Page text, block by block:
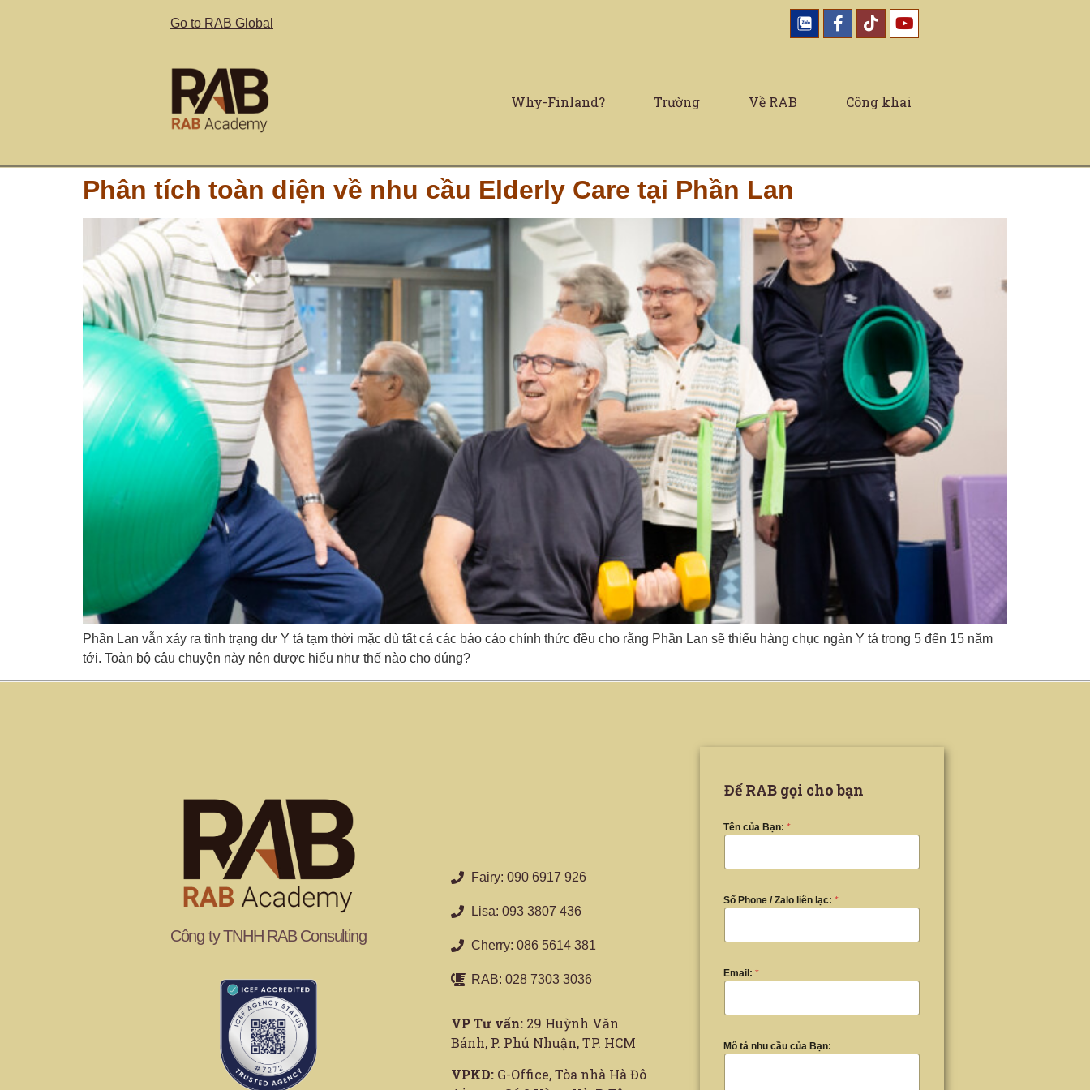
Go to RAB Global
Why-Finland? Trường Về RAB Công khai
Phân tích toàn diện về nhu cầu Elderly Care tại Phần Lan
Phần Lan vẫn xảy ra tình trạng dư Y tá tạm thời mặc dù tất cả các báo cáo chính thức đều cho rằng Phần Lan sẽ thiếu hàng chục ngàn Y tá trong 5 đến 15 năm
tới. Toàn bộ câu chuyện này nên được hiểu như thế nào cho đúng?
Công ty TNHH RAB Consulting
Fairy: 090 6917 926
Lisa: 093 3807 436
Cherry: 086 5614 381
RAB: 028 7303 3036
VP Tư vấn: 29 Huỳnh Văn
Bánh, P. Phú Nhuận, TP. HCM
VPKD: G-Office, Tòa nhà Hà Đô
Để RAB gọi cho bạn
Tên của Bạn: *
Số Phone / Zalo liên lạc: *
Email: *
Mô tả nhu cầu của Bạn: